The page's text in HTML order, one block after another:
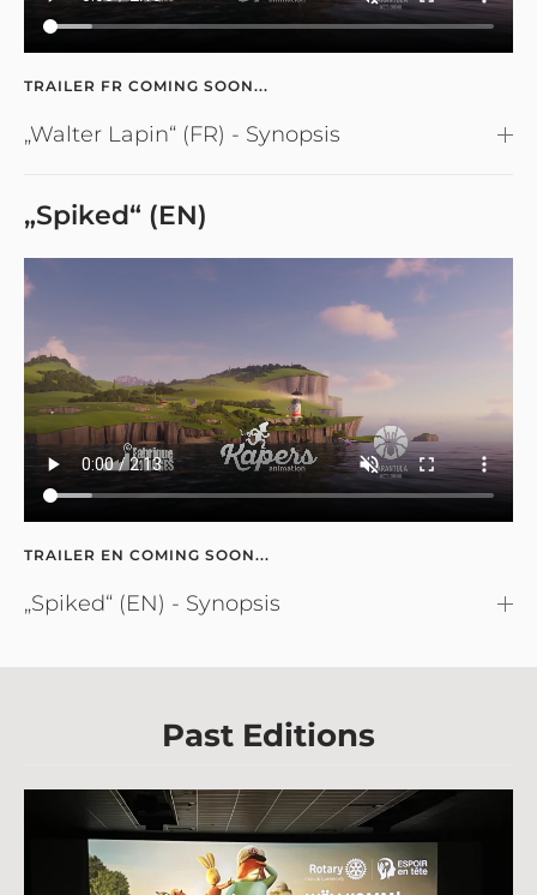
TRAILER FR COMING SOON...
„Walter Lapin“ (FR) - Synopsis
„Spiked“ (EN)
TRAILER EN COMING SOON...
„Spiked“ (EN) - Synopsis
Past Editions